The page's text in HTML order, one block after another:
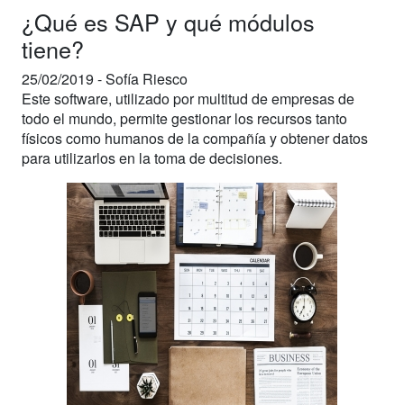
¿Qué es SAP y qué módulos
tiene?
25/02/2019 -Sofía Riesco
Este software, utilizado por multitud de empresas de
todo el mundo, permite gestionar los recursos tanto
físicos como humanos de la compañía y obtener datos
para utilizarlos en la toma de decisiones.